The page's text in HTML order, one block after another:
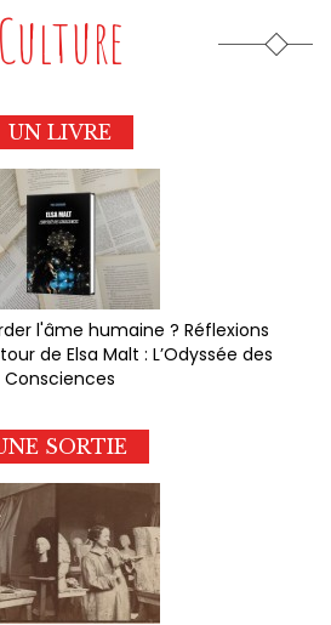
Culture
UN LIVRE
l'âme humaine ? Réflexions
de Elsa Malt : L’Odyssée des
Consciences
SORTIE